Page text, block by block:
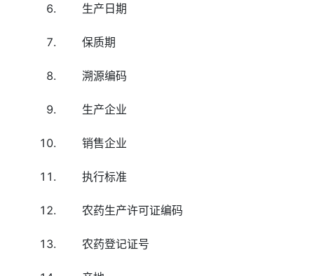
生产日期
保质期
溯源编码
生产企业
销售企业
执行标准
农药生产许可证编码
农药登记证号